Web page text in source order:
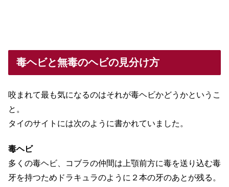
毒ヘビと無毒のヘビの見分け方
咬まれて最も気になるのはそれが毒ヘビかどうかというこ
と。
タイのサイトには次のように書かれていました。
毒ヘビ
多くの毒ヘビ、コブラの仲間は上顎前方に毒を送り込む毒
牙を持つためドラキュラのように２本の牙のあとが残る。